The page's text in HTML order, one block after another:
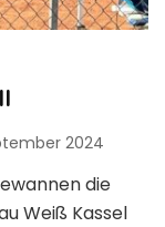
2024
die
Weiß Kassel